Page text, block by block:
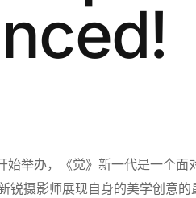
始举办，《觉》新一代是一个
锐摄影师展现自身的美学创意的